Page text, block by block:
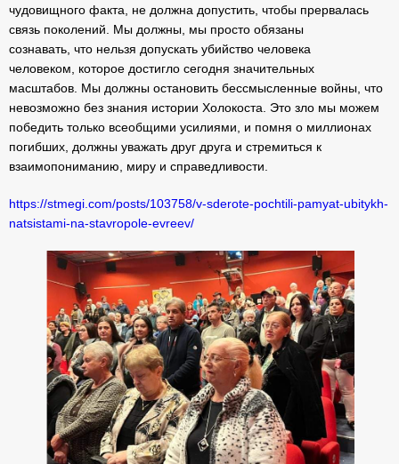
чудовищного факта, не должна допустить, чтобы прервалась
связь поколений. Мы должны, мы просто обязаны
сознавать, что нельзя допускать убийство человека
человеком, которое достигло сегодня значительных
масштабов. Мы должны остановить бессмысленные войны, что
невозможно без знания истории Холокоста. Это зло мы можем
победить только всеобщими усилиями, и помня о миллионах
погибших, должны уважать друг друга и стремиться к
взаимопониманию, миру и справедливости.
https://stmegi.com/posts/103758/v-sderote-pochtili-pamyat-ubitykh-
natsistami-na-stavropole-evreev/